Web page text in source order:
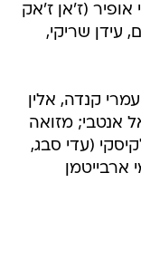
(שי הולצמן, 52), יוסי אופיר (ז'אן ז'אק
עידן שריקי,
קנדה, אלין
אנטבי; מזואה
(עדי סבג,
סרור, 87); שלומי ארבייטמן